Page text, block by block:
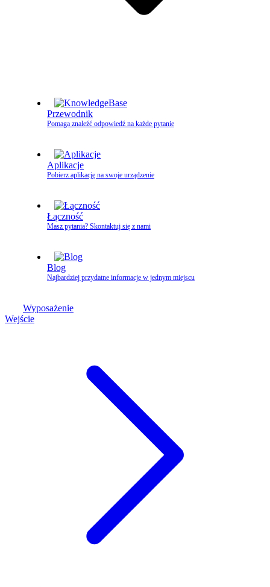
Przewodnik
Pomaga znaleźć odpowiedź na każde pytanie
Aplikacje
Pobierz aplikację na swoje urządzenie
Łączność
Masz pytania? Skontaktuj się z nami
Blog
Najbardziej przydatne informacje w jednym miejscu
Wyposażenie
Wejście